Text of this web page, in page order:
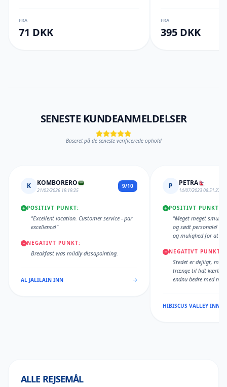
FRA
71 DKK
FRA
395 DKK
SENESTE KUNDEANMELDELSER
Baseret på de seneste verificerede ophold
K KOMBORERO
21/03/2026 19:19:25
9/10
POSITIVT PUNKT:
"Excellent location. Customer service - par
excellence!"
NEGATIVT PUNKT:
Breakfast was mildly dissapointing.
AL JALILAIN INN
P PETRA
14/07/2023 08:51:27
POSITIVT PUNKT:
"Meget meget smuk
og sødt personale!
og mulighed for at
planter fra hytterne.
colada jeg har
NEGATIVT PUNKT:
Stedet er dejligt, men
trænge til lidt
endnu bedre med
anbefale det til alle
HIBISCUS VALLEY INN
ALLE REJSEMÅL